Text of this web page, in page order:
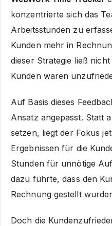
konzentrierte sich das
Arbeitsstunden zu
Kunden mehr in
dieser Strategie ließ
Kunden waren
Auf Basis dieses
Ansatz angepasst. Statt
setzen, liegt der Fokus
Ergebnissen für die
Stunden für unnötige
dazu führte, dass den
Rechnung gestellt
Doch die